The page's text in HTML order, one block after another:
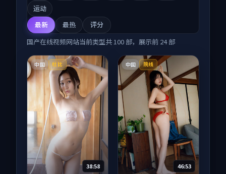
运动
最新
最热
评分
国产在线视频网站当前类型共 100 部，展示前 24部
中国 杜比
38:58
中国 院线
46:53